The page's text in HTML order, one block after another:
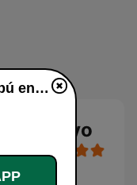
en vivo
Candela 97.7 - Zacapú en vivo